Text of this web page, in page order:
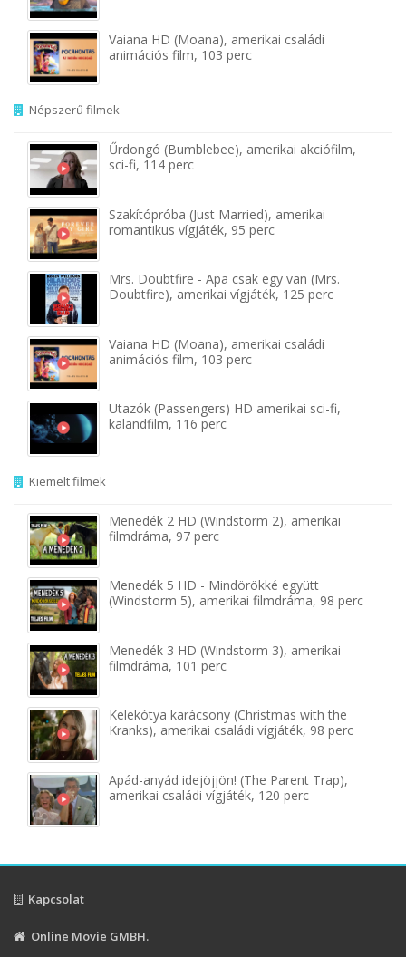
Vaiana HD (Moana), amerikai családi
animációs film, 103 perc
Népszerű filmek
Űrdongó (Bumblebee), amerikai akciófilm,
sci-fi, 114 perc
Szakítópróba (Just Married), amerikai
romantikus vígjáték, 95 perc
Mrs. Doubtfire - Apa csak egy van (Mrs.
Doubtfire), amerikai vígjáték, 125 perc
Vaiana HD (Moana), amerikai családi
animációs film, 103 perc
Utazók (Passengers) HD amerikai sci-fi,
kalandfilm, 116 perc
Kiemelt filmek
Menedék 2 HD (Windstorm 2), amerikai
filmdráma, 97 perc
Menedék 5 HD - Mindörökké együtt
(Windstorm 5), amerikai filmdráma, 98 perc
Menedék 3 HD (Windstorm 3), amerikai
filmdráma, 101 perc
Kelekótya karácsony (Christmas with the
Kranks), amerikai családi vígjáték, 98 perc
Apád-anyád idejöjjön! (The Parent Trap),
amerikai családi vígjáték, 120 perc
Kapcsolat
Online Movie GMBH.